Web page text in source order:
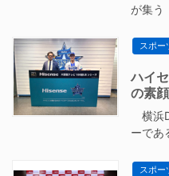
が集う
スポー
ハイ
の素
横浜
ーであ
スポー